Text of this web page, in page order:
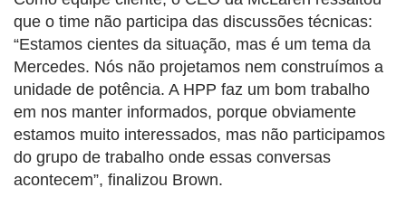
que o time não participa das discussões técnicas:
“Estamos cientes da situação, mas é um tema da
Mercedes. Nós não projetamos nem construímos a
unidade de potência. A HPP faz um bom trabalho
em nos manter informados, porque obviamente
estamos muito interessados, mas não participamos
do grupo de trabalho onde essas conversas
acontecem”, finalizou Brown.